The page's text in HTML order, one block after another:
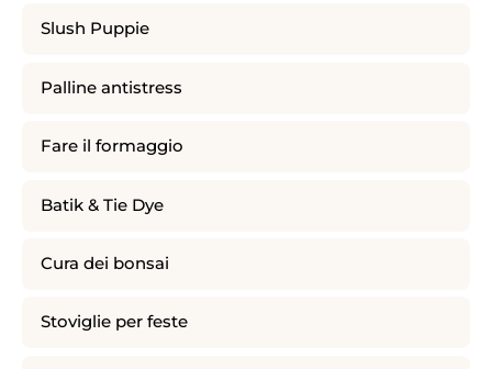
Slush Puppie
Palline antistress
Fare il formaggio
Batik & Tie Dye
Cura dei bonsai
Stoviglie per feste